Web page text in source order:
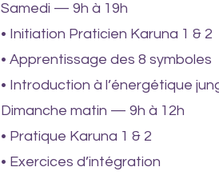
Samedi — 9h à 19h
• Initiation Praticien Karuna 1 & 2
• Apprentissage des 8 symboles
• Introduction à l’énergétique
Dimanche matin — 9h à 12h
• Pratique Karuna 1 & 2
• Exercices d’intégration